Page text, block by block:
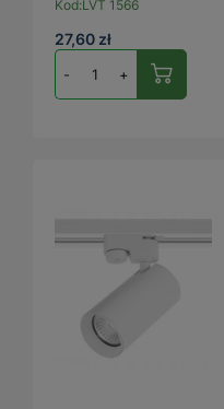
Kod:LVT 1566
27,60 zł
- +